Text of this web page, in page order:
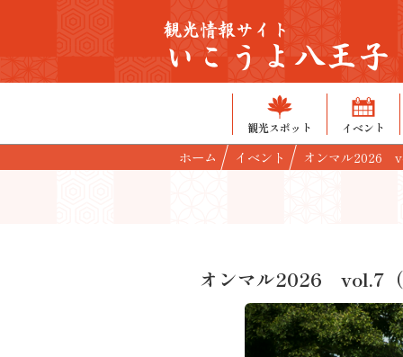
観光情報サイト
いこうよ八王子
観光スポット イベント
ホーム イベント オンマル2026
オンマル2026 vol.7（